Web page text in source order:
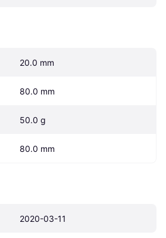
20.0 mm
80.0 mm
50.0 g
80.0 mm
2020-03-11